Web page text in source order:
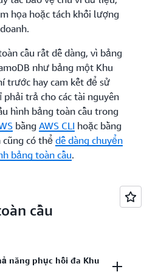
họa hoặc tách khối lượng
cầu rất dễ dàng, vì bảng
như bảng một Khu
trước hay cam kết để sử
trả cho các tài nguyên
hình bảng toàn cầu trong
bằng AWS CLI hoặc bằng
cũng có thể dễ dàng chuyển
bảng toàn cầu.
cầu
năng phục hồi đa Khu